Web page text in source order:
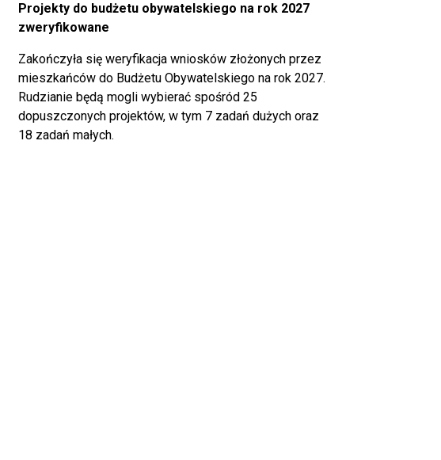
Projekty do budżetu obywatelskiego na rok 2027
zweryfikowane
Zakończyła się weryfikacja wniosków złożonych przez
mieszkańców do Budżetu Obywatelskiego na rok 2027.
Rudzianie będą mogli wybierać spośród 25
dopuszczonych projektów, w tym 7 zadań dużych oraz
18 zadań małych.